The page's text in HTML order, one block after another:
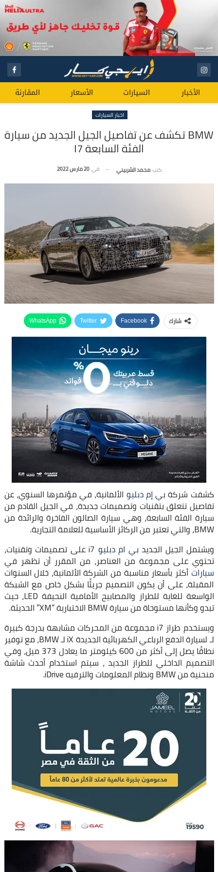
الأخبار السيارات الأسعار المقارنة
اخبار السيارات
BMW تكشف عن تفاصيل الجيل الجديد من سيارة
الفئة السابعة I7
كتب محمد الشربيني في 20 مارس 2022
شارك Facebook
Twitter
WhatsApp
كشفت شركةبي إم دبليو الألمانية، في مؤتمرها السنوي، عن
تفاصيل تتعلق بتقنيات وتصميمات جديدة، في الجيل القادم من
سيارة الفئة السابعة، وهي سيارة الصالون الفاخرة والرائدة من
BMW، والتي تعتبر من الركائز الأساسية للعلامة التجارية.
ويشتمل الجيل الجديد بي ام دبليو i7 على تصميمات وتقنيات،
تحتوي على مجموعة من العناصر، من المقرر أن تظهر في
سيارات أكثر بأسعار مناسبة من الشركة الألمانية، خلال السنوات
المقبلة، على أن يكون التصميم جريئًا بشكل خاص مع الشبكة
الواسعة للغاية للطراز والمصابيح الأمامية النحيفة LED، حيث
تبدو وكأنها مستوحاة من سيارة BMW الاختبارية “XM” الحديثة.
ويستخدم طراز i7 مجموعة من المحركات مشابهة بدرجة كبيرة
لـ لسيارة الدفع الرباعي الكهربائية الجديدة iX لـ BMW، مع توفير
نطاقًا يصل إلى أكثر من 600 كيلومتر ما يعادل 373 ميل، وفي
التصميم الداخلي للطراز الجديد ، سيتم استخدام أحدث شاشة
منحنية من BMW ونظام المعلومات والترفيه iDrive.